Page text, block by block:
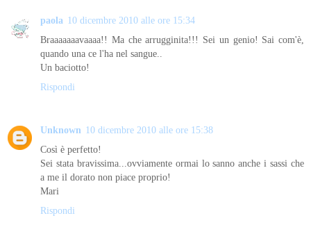
paola 10 dicembre 2010 alle ore 15:34
Braaaaaaavaaaa!! Ma che arrugginita!!! Sei un genio! Sai com'è,
quando una ce l'ha nel sangue..
Un baciotto!
Rispondi
Unknown 10 dicembre 2010 alle ore 15:38
Così è perfetto!
Sei stata bravissima...ovviamente ormai lo sanno anche i sassi che
a me il dorato non piace proprio!
Mari
Rispondi